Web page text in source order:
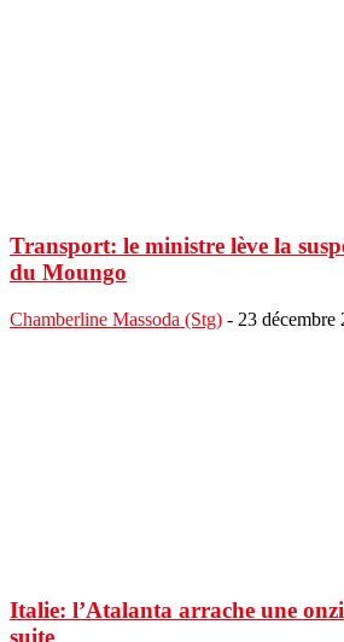
Transport: le ministre lève la
du Moungo
Chamberline Massoda (Stg) - 23 décembre
Italie: l’Atalanta arrache une
suite